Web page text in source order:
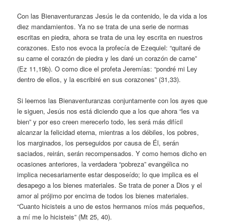
Con las Bienaventuranzas Jesús le da contenido, le da vida a los
diez mandamientos. Ya no se trata de una serie de normas
escritas en piedra, ahora se trata de una ley escrita en nuestros
corazones. Esto nos evoca la profecía de Ezequiel: “quitaré de
su carne el corazón de piedra y les daré un corazón de carne”
(Ez 11,19b). O como dice el profeta Jeremías: “pondré mi Ley
dentro de ellos, y la escribiré en sus corazones” (31,33).
Si leemos las Bienaventuranzas conjuntamente con los ayes que
le siguen, Jesús nos está diciendo que a los que ahora “les va
bien” y por eso creen merecerlo todo, les será más difícil
alcanzar la felicidad eterna, mientras a los débiles, los pobres,
los marginados, los perseguidos por causa de Él, serán
saciados, reirán, serán recompensados. Y como hemos dicho en
ocasiones anteriores, la verdadera “pobreza” evangélica no
implica necesariamente estar desposeído; lo que implica es el
desapego a los bienes materiales. Se trata de poner a Dios y el
amor al prójimo por encima de todos los bienes materiales.
“Cuanto hicisteis a uno de estos hermanos míos más pequeños,
a mí me lo hicisteis” (Mt 25, 40).